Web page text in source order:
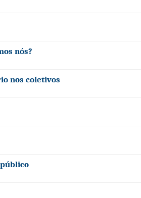
nós?
nos coletivos